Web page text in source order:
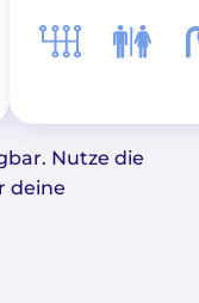
Nutze die
deine